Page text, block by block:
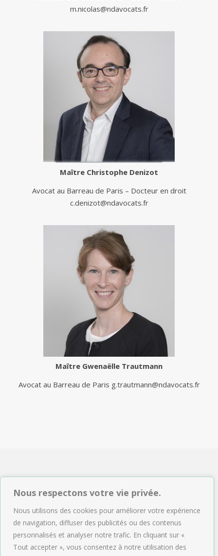
Nous respectons votre vie privée.
Nous utilisons des cookies pour améliorer votre expérience
de navigation, diffuser des publicités ou des contenus
personnalisés et analyser notre trafic. En cliquant sur «
Tout accepter », vous consentez à notre utilisation des
m.nicolas@ndavocats.fr
Maître Christophe Denizot
Avocat au Barreau de Paris – Docteur en droit
c.denizot@ndavocats.fr
Maître Gwenaëlle Trautmann
Avocat au Barreau de Paris g.trautmann@ndavocats.fr
NDAVOCATS Associés
Tél : 01.47.04.09.43
Email :accueil@ndavocats.fr